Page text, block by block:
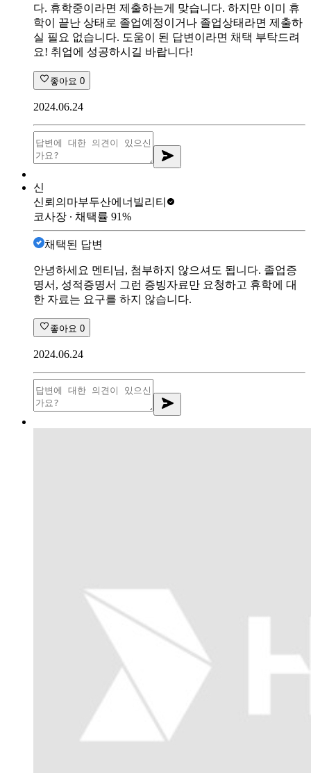
다. 휴학중이라면 제출하는게 맞습니다. 하지만 이미 휴
학이 끝난 상태로 졸업예정이거나 졸업상태라면 제출하
실 필요 없습니다. 도움이 된 답변이라면 채택 부탁드려
요! 취업에 성공하시길 바랍니다!
좋아요 0
2024.06.24
신
신뢰의마부두산에너빌리티
코사장 ∙ 채택률 91%
채택된 답변
안녕하세요 멘티님, 첨부하지 않으셔도 됩니다. 졸업증
명서, 성적증명서 그런 증빙자료만 요청하고 휴학에 대
한 자료는 요구를 하지 않습니다.
좋아요 0
2024.06.24